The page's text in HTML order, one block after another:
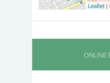
Leaflet |
ONLINE